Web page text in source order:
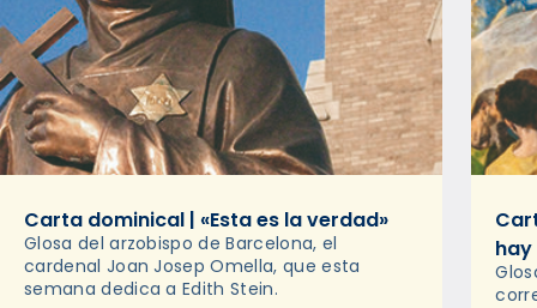
Carta dominical | «Esta es la verdad»
Glosa del arzobispo de Barcelona, el
cardenal Joan Josep Omella, que esta
semana dedica a Edith Stein.